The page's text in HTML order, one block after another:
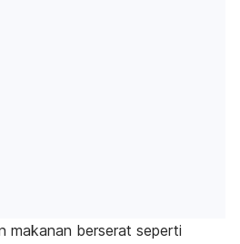
makanan berserat seperti